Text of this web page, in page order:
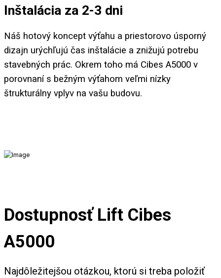
Inštalácia za 2-3 dni
Náš hotový koncept výťahu a priestorovo úsporný
dizajn urýchľujú čas inštalácie a znižujú potrebu
stavebných prác. Okrem toho má Cibes A5000 v
porovnaní s bežným výťahom veľmi nízky
štrukturálny vplyv na vašu budovu.
Dostupnosť Lift Cibes
A5000
Najdôležitejšou otázkou, ktorú si treba položiť